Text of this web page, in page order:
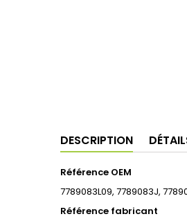
DESCRIPTION
Référence OEM
7789083L09, 7789083J,
Référence fabricant